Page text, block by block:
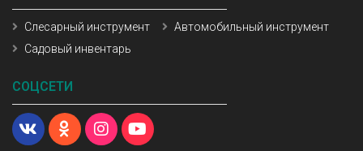
Слесарный инструмент
Автомобильный инструмент
Садовый инвентарь
СОЦСЕТИ